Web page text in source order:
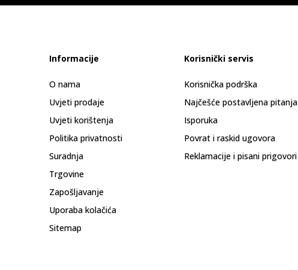
Informacije
O nama
Uvjeti prodaje
Uvjeti korištenja
Politika privatnosti
Suradnja
Trgovine
Zapošljavanje
Uporaba kolačića
Sitemap
Korisnički servis
Korisnička podrška
Najčešće postavljena pitanja
Isporuka
Povrat i raskid ugovora
Reklamacije i pisani prigovori